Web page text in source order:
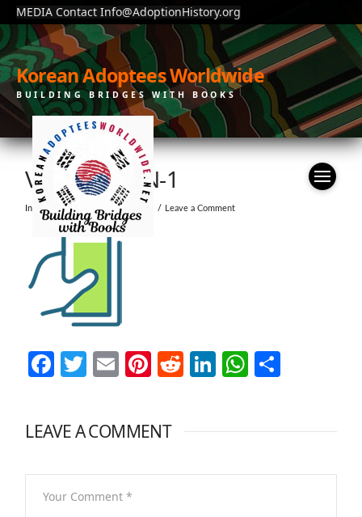
MEDIA Contact Info@AdoptionHistory.org
Korean Adoptees Worldwide
BUILDING BRIDGES WITH BOOKS
VISION-ICON-1
In by moonchain July 23, 2019 Leave a Comment
Facebook
Twitter
EmailPinterest
Reddit
LinkedIn
LEAVE A COMMENT